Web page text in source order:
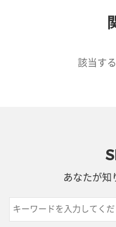
該当す
あなたが知